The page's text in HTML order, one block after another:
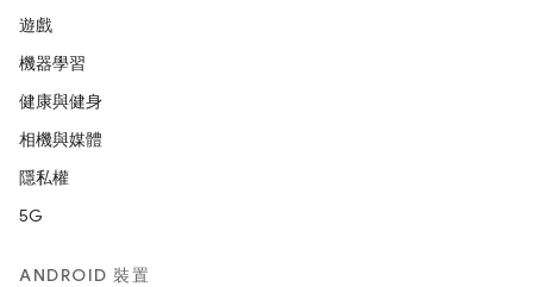
遊戲
機器學習
健康與健身
相機與媒體
隱私權
5G
ANDROID 裝置